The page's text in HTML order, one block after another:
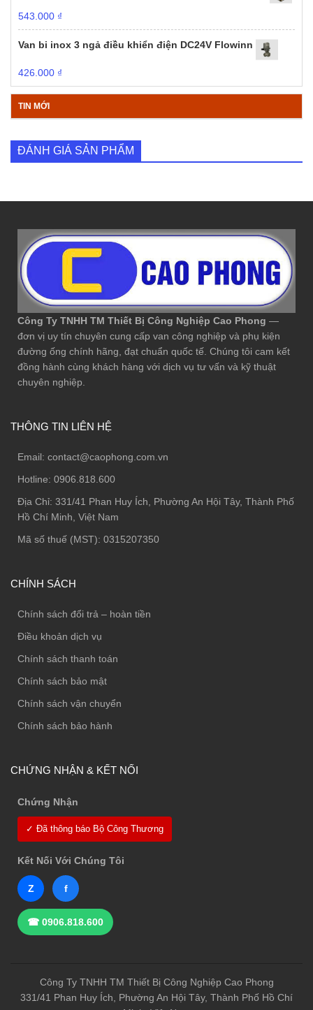
543.000 ₫
Van bi inox 3 ngả điều khiển điện DC24V Flowinn
426.000 ₫
TIN MỚI
ĐÁNH GIÁ SẢN PHẨM
Công Ty TNHH TM Thiết Bị Công Nghiệp Cao Phong —
đơn vị uy tín chuyên cung cấp van công nghiệp và phụ kiện
đường ống chính hãng, đạt chuẩn quốc tế. Chúng tôi cam kết
đồng hành cùng khách hàng với dịch vụ tư vấn và kỹ thuật
chuyên nghiệp.
THÔNG TIN LIÊN HỆ
Email: contact@caophong.com.vn
Hotline: 0906.818.600
Địa Chỉ: 331/41 Phan Huy Ích, Phường An Hội Tây, Thành Phố
Hồ Chí Minh, Việt Nam
Mã số thuế (MST): 0315207350
CHÍNH SÁCH
Chính sách đổi trả – hoàn tiền
Điều khoản dịch vụ
Chính sách thanh toán
Chính sách bảo mật
Chính sách vận chuyển
Chính sách bảo hành
CHỨNG NHẬN & KẾT NỐI
Chứng Nhận
✓ Đã thông báo Bộ Công Thương
Kết Nối Với Chúng Tôi
Z f
☎ 0906.818.600
Công Ty TNHH TM Thiết Bị Công Nghiệp Cao Phong
331/41 Phan Huy Ích, Phường An Hội Tây, Thành Phố Hồ Chí